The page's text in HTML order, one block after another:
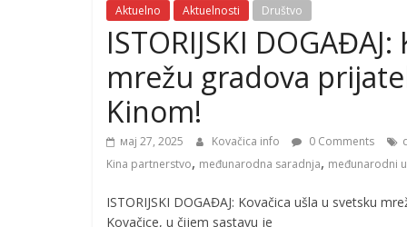
Aktuelno Aktuelnosti Društvo
ISTORIJSKI
mrežu gradova
Kinom!
мај 27, 2025 Kovačica info 0 Comments
Kina partnerstvo, međunarodna saradnja, međunarodni
ISTORIJSKI DOGAĐAJ: Kovačica ušla u svetsku
Kovačice, u čijem sastavu je